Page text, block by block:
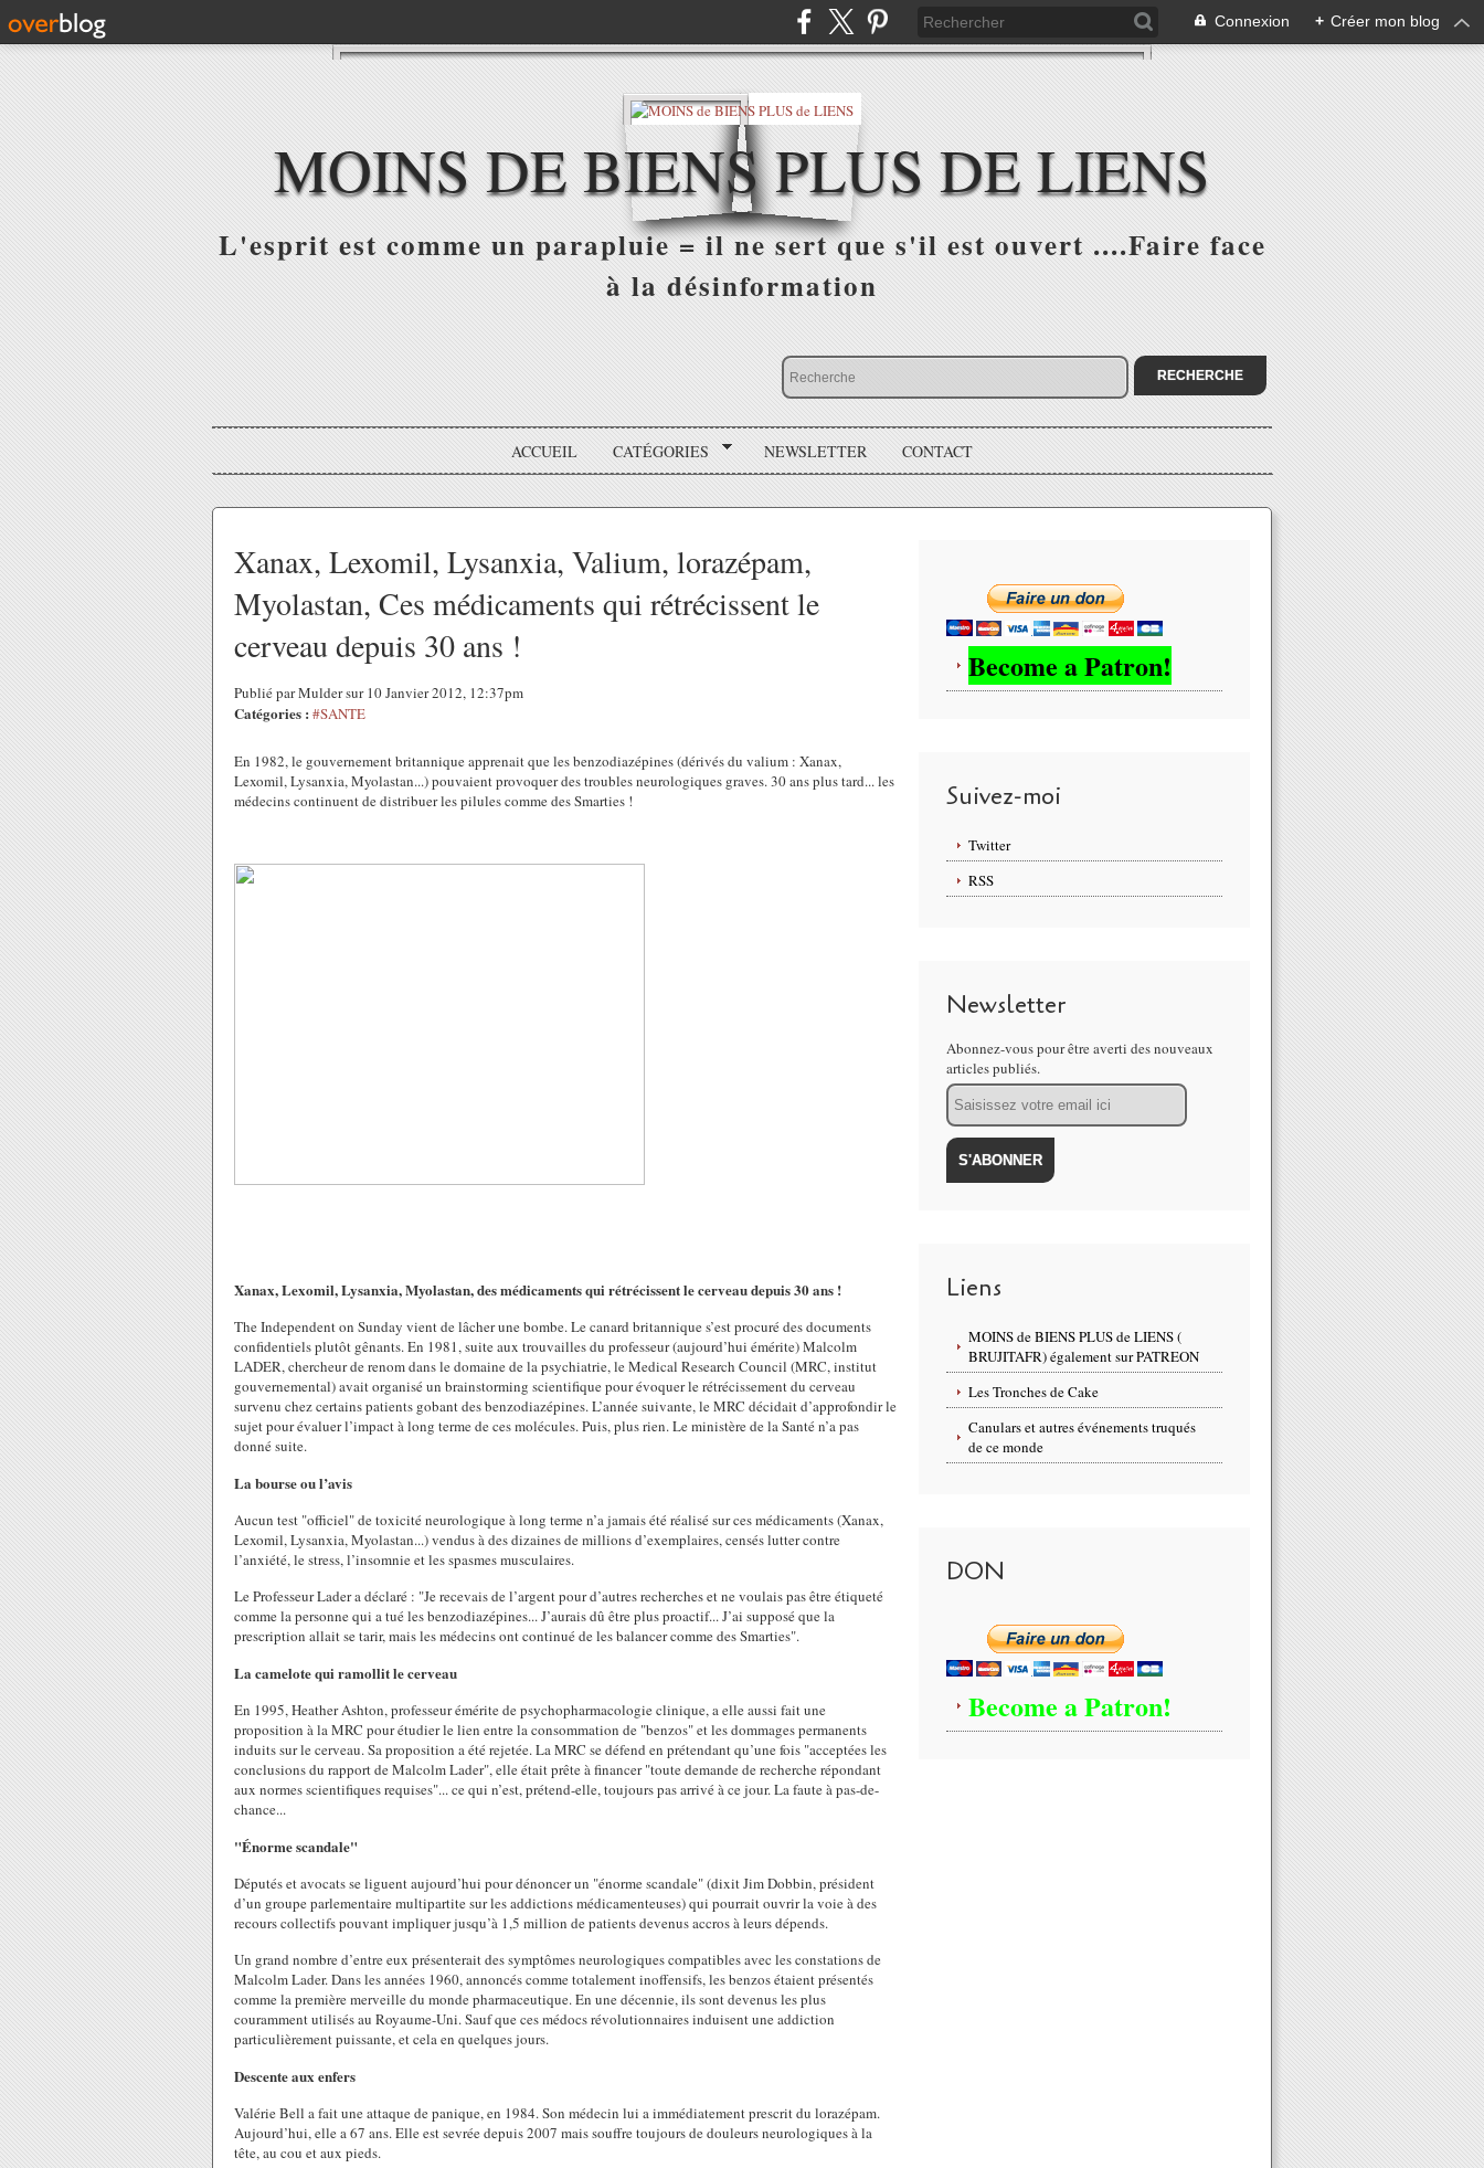
Connexion + Créer mon blog
MOINS DE BIENS PLUS DE LIENS
L'esprit est comme un parapluie = il ne sert que s'il est ouvert ....Faire face
à la désinformation
ACCUEIL CATÉGORIES NEWSLETTER CONTACT
Xanax, Lexomil, Lysanxia, Valium, lorazépam,
Myolastan, Ces médicaments qui rétrécissent le
cerveau depuis 30 ans !
Publié par Mulder sur 10 Janvier 2012, 12:37pm
Catégories : #SANTE
En 1982, le gouvernement britannique apprenait que les benzodiazépines (dérivés du valium : Xanax,
Lexomil, Lysanxia, Myolastan...) pouvaient provoquer des troubles neurologiques graves. 30 ans plus tard... les
médecins continuent de distribuer les pilules comme des Smarties !
Xanax, Lexomil, Lysanxia, Myolastan, des médicaments qui rétrécissent le cerveau depuis 30 ans !
The Independent on Sunday vient de lâcher une bombe. Le canard britannique s’est procuré des documents
confidentiels plutôt gênants. En 1981, suite aux trouvailles du professeur (aujourd’hui émérite) Malcolm
LADER, chercheur de renom dans le domaine de la psychiatrie, le Medical Research Council (MRC, institut
gouvernemental) avait organisé un brainstorming scientifique pour évoquer le rétrécissement du cerveau
survenu chez certains patients gobant des benzodiazépines. L’année suivante, le MRC décidait d’approfondir le
sujet pour évaluer l’impact à long terme de ces molécules. Puis, plus rien. Le ministère de la Santé n’a pas
donné suite.
La bourse ou l’avis
Aucun test "officiel" de toxicité neurologique à long terme n’a jamais été réalisé sur ces médicaments (Xanax,
Lexomil, Lysanxia, Myolastan...) vendus à des dizaines de millions d’exemplaires, censés lutter contre
l’anxiété, le stress, l’insomnie et les spasmes musculaires.
Le Professeur Lader a déclaré : "Je recevais de l’argent pour d’autres recherches et ne voulais pas être étiqueté
comme la personne qui a tué les benzodiazépines... J’aurais dû être plus proactif... J’ai supposé que la
prescription allait se tarir, mais les médecins ont continué de les balancer comme des Smarties".
La camelote qui ramollit le cerveau
En 1995, Heather Ashton, professeur émérite de psychopharmacologie clinique, a elle aussi fait une
proposition à la MRC pour étudier le lien entre la consommation de "benzos" et les dommages permanents
induits sur le cerveau. Sa proposition a été rejetée. La MRC se défend en prétendant qu’une fois "acceptées les
conclusions du rapport de Malcolm Lader", elle était prête à financer "toute demande de recherche répondant
aux normes scientifiques requises"... ce qui n’est, prétend-elle, toujours pas arrivé à ce jour. La faute à pas-de-
chance...
"Énorme scandale"
Députés et avocats se liguent aujourd’hui pour dénoncer un "énorme scandale" (dixit Jim Dobbin, président
d’un groupe parlementaire multipartite sur les addictions médicamenteuses) qui pourrait ouvrir la voie à des
recours collectifs pouvant impliquer jusqu’à 1,5 million de patients devenus accros à leurs dépends.
Un grand nombre d’entre eux présenterait des symptômes neurologiques compatibles avec les constations de
Malcolm Lader. Dans les années 1960, annoncés comme totalement inoffensifs, les benzos étaient présentés
comme la première merveille du monde pharmaceutique. En une décennie, ils sont devenus les plus
couramment utilisés au Royaume-Uni. Sauf que ces médocs révolutionnaires induisent une addiction
particulièrement puissante, et cela en quelques jours.
Descente aux enfers
Valérie Bell a fait une attaque de panique, en 1984. Son médecin lui a immédiatement prescrit du lorazépam.
Aujourd’hui, elle a 67 ans. Elle est sevrée depuis 2007 mais souffre toujours de douleurs neurologiques à la
tête, au cou et aux pieds.
Become a Patron!
Suivez-moi
Twitter
RSS
Newsletter
Abonnez-vous pour être averti des nouveaux
articles publiés.
Email
Liens
MOINS de BIENS PLUS de LIENS (
BRUJITAFR) également sur PATREON
Les Tronches de Cake
Canulars et autres événements truqués
de ce monde
DON
Become a Patron!